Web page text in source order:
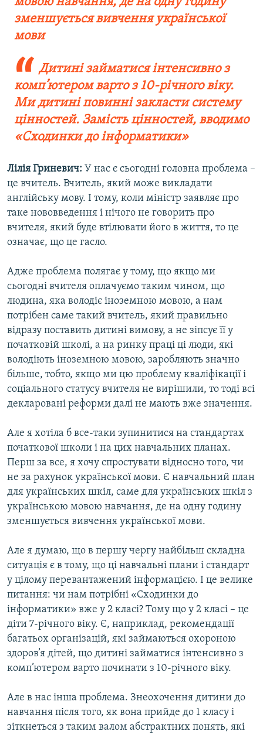
зменшується вивчення української
мови
Дитині займатися інтенсивно з
комп’ютером варто з 10-річного віку.
Ми дитині повинні закласти систему
цінностей. Замість цінностей, вводимо
«Сходинки до інформатики»
Лілія Гриневич: У нас є сьогодні головна проблема –
це вчитель. Вчитель, який може викладати
англійську мову. І тому, коли міністр заявляє про
таке нововведення і нічого не говорить про
вчителя, який буде втілювати його в життя, то це
означає, що це гасло.
Адже проблема полягає у тому, що якщо ми
сьогодні вчителя оплачуємо таким чином, що
людина, яка володіє іноземною мовою, а нам
потрібен саме такий вчитель, який правильно
відразу поставить дитині вимову, а не зіпсує її у
початковій школі, а на ринку праці ці люди, які
володіють іноземною мовою, заробляють значно
більше, тобто, якщо ми цю проблему кваліфікації і
соціального статусу вчителя не вирішили, то тоді всі
декларовані реформи далі не мають вже значення.
Але я хотіла б все-таки зупинитися на стандартах
початкової школи і на цих навчальних планах.
Перш за все, я хочу спростувати відносно того, чи
не за рахунок української мови. Є навчальний план
для українських шкіл, саме для українських шкіл з
українською мовою навчання, де на одну годину
зменшується вивчення української мови.
Але я думаю, що в першу чергу найбільш складна
ситуація є в тому, що ці навчальні плани і стандарт
у цілому перевантажений інформацією. І це велике
питання: чи нам потрібні «Сходинки до
інформатики» вже у 2 класі? Тому що у 2 класі – це
діти 7-річного віку. Є, наприклад, рекомендації
багатьох організацій, які займаються охороною
здоров’я дітей, що дитині займатися інтенсивно з
комп’ютером варто починати з 10-річного віку.
Але в нас інша проблема. Знеохочення дитини до
навчання після того, як вона прийде до 1 класу і
зіткнеться з таким валом абстрактних понять, які